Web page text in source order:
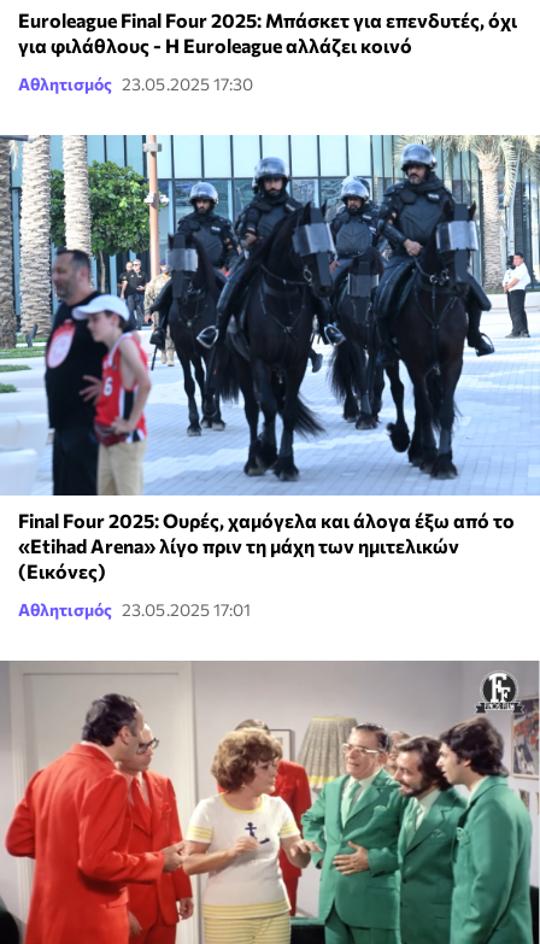
Euroleague Final Four 2025: Μπάσκετ για επενδυτές, όχι
για φιλάθλους - Η Euroleague αλλάζει κοινό
Αθλητισμός 23.05.2025 17:30
Final Four 2025: Ουρές, χαμόγελα και άλογα έξω από το
«Etihad Arena» λίγο πριν τη μάχη των ημιτελικών
(Εικόνες)
Αθλητισμός 23.05.2025 17:01